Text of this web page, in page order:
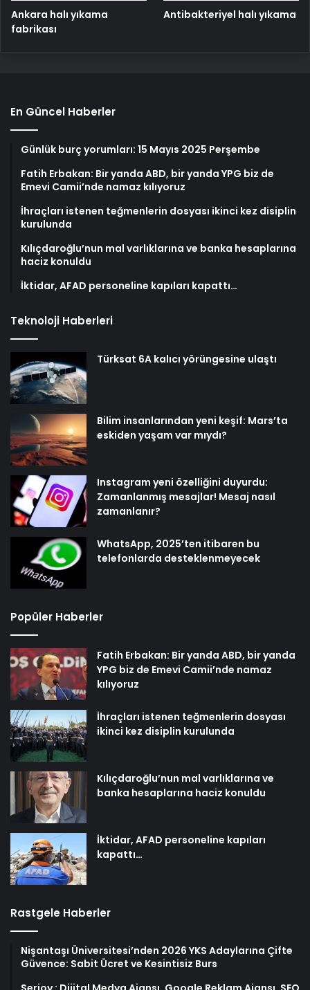
Ankara halı yıkama
fabrikası
Antibakteriyel halı yıkama
En Güncel Haberler
Günlük burç yorumları: 15 Mayıs 2025 Perşembe
Fatih Erbakan: Bir yanda ABD, bir yanda YPG biz de
Emevi Camii’nde namaz kılıyoruz
İhraçları istenen teğmenlerin dosyası ikinci kez disiplin
kurulunda
Kılıçdaroğlu’nun mal varlıklarına ve banka hesaplarına
haciz konuldu
İktidar, AFAD personeline kapıları kapattı…
Teknoloji Haberleri
Türksat 6A kalıcı yörüngesine ulaştı
Bilim insanlarından yeni keşif: Mars’ta
eskiden yaşam var mıydı?
Instagram yeni özelliğini duyurdu:
Zamanlanmış mesajlar! Mesaj nasıl
zamanlanır?
WhatsApp, 2025’ten itibaren bu
telefonlarda desteklenmeyecek
Popüler Haberler
Fatih Erbakan: Bir yanda ABD, bir yanda
YPG biz de Emevi Camii’nde namaz
kılıyoruz
İhraçları istenen teğmenlerin dosyası
ikinci kez disiplin kurulunda
Kılıçdaroğlu’nun mal varlıklarına ve
banka hesaplarına haciz konuldu
İktidar, AFAD personeline kapıları
kapattı…
Rastgele Haberler
Nişantaşı Üniversitesi’nden 2026 YKS Adaylarına Çifte
Güvence: Sabit Ücret ve Kesintisiz Burs